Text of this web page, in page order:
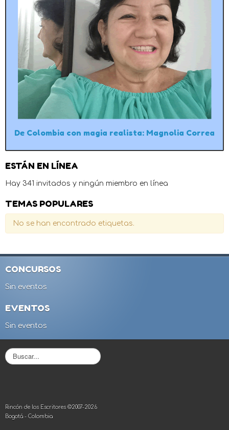
De Colombia con magia realista: Magnolia Correa
ESTÁN EN LÍNEA
Hay 341 invitados y ningún miembro en línea
TEMAS POPULARES
No se han encontrado etiquetas.
CONCURSOS
Sin eventos
EVENTOS
Sin eventos
B
u
r
.
Rincón de los Escritores ©2007-2026
Bogotá - Colombia